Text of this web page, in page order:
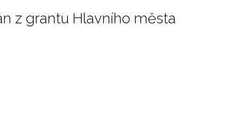
z grantu Hlavního města